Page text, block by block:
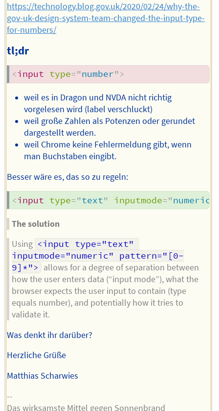
https://technology.blog.gov.uk/2020/02/24/why-the-
gov-uk-design-system-team-changed-the-input-type-
for-numbers/
tl;dr
<input type="number">
weil es in Dragon und NVDA nicht richtig
vorgelesen wird (label verschluckt)
weil große Zahlen als Potenzen oder gerundet
dargestellt werden.
weil Chrome keine Fehlermeldung gibt, wenn
man Buchstaben eingibt.
Besser wäre es, das so zu regeln:
<input type="text" inputmode="numeric
The solution
Using <input type="text"
inputmode="numeric" pattern="[0-
9]*"> allows for a degree of separation between
how the user enters data (“input mode”), what the
browser expects the user input to contain (type
equals number), and potentially how it tries to
validate it.
Was denkt ihr darüber?
Herzliche Grüße
Matthias Scharwies
--
Das wirksamste Mittel gegen Sonnenbrand